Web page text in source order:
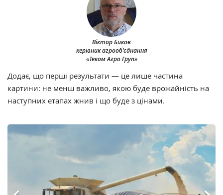
Віктор Биков
керівник агрооб'єднання
«Теком Агро Груп»
Додає, що перші результати — це лише частина
картини: не менш важливо, якою буде врожайність на
наступних етапах жнив і що буде з цінами.